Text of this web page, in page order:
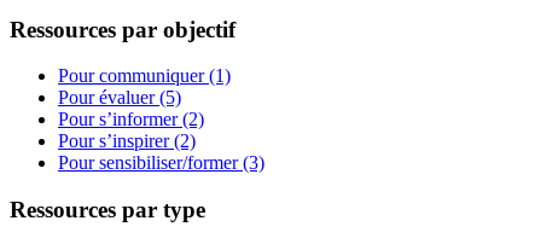
Ressources par objectif
Pour communiquer (1)
Pour évaluer (5)
Pour s’informer (2)
Pour s’inspirer (2)
Pour sensibiliser/former (3)
Ressources par type